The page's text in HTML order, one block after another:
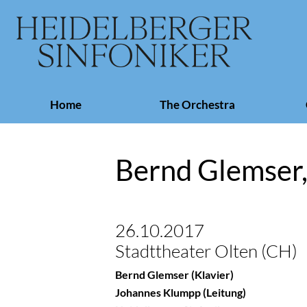
Home The Orchestra
Bernd
26.10.2017
Stadttheater Olten (CH)
Bernd Glemser (Klavier)
Johannes Klumpp (Leitung)